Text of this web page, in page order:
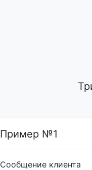
Пример №1
Сообщение клиента